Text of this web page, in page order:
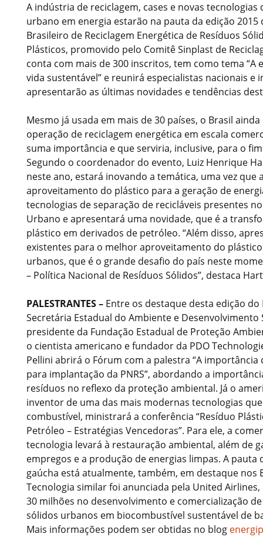
A indústria de reciclagem, cases e novas
urbano em energia estarão na pauta da edição 2015
Brasileiro de Reciclagem Energética de Resíduos
Plásticos, promovido pelo Comitê Sinplast de
conta com mais de 300 inscritos, tem como tema “A
vida sustentável” e reunirá especialistas nacionais e
apresentarão as últimas novidades e tendências
Mesmo já usada em mais de 30 países, o Brasil
operação de reciclagem energética em escala
suma importância e que serviria, inclusive, para o
Segundo o coordenador do evento, Luiz Henrique
neste ano, estará inovando a temática, uma vez que
aproveitamento do plástico para a geração de
tecnologias de separação de recicláveis presentes no
Urbano e apresentará uma novidade, que é a
plástico em derivados de petróleo. “Além disso,
existentes para o melhor aproveitamento do
urbanos, que é o grande desafio do país neste
– Política Nacional de Resíduos Sólidos”, destaca
PALESTRANTES – Entre os destaque desta edição do
Secretária Estadual do Ambiente e
presidente da Fundação Estadual de Proteção
o cientista americano e fundador da PDO
Pellini abrirá o Fórum com a palestra “A importância
para implantação da PNRS”, abordando a
resíduos no reflexo da proteção ambiental. Já o
inventor de uma das mais modernas tecnologias
combustível, ministrará a conferência “Resíduo
Petróleo – Estratégias Vencedoras”. Para ele, a
tecnologia levará à restauração ambiental, além de
empregos e a produção de energias limpas. A pauta
gaúcha está atualmente, também, em destaque nos
Tecnologia similar foi anunciada pela United
30 milhões no desenvolvimento e comercialização
sólidos urbanos em biocombustível sustentável de
Mais informações podem ser obtidas no blog